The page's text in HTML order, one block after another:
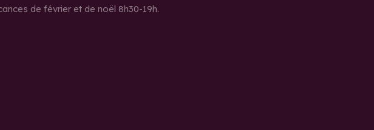
de février et de noël 8h30-19h.